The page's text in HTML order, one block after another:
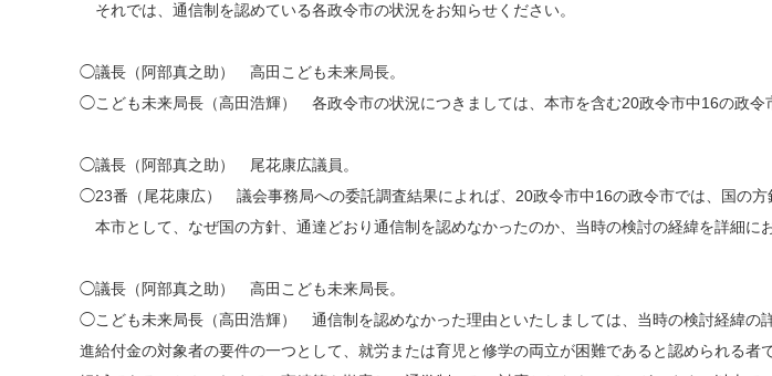
それでは、通信制を認めている各政令市の状況をお知らせください。
◯議長（阿部真之助） 高田こども未来局長。
◯こども未来局長（高田浩輝） 各政令市の状況につきましては、本市を含む20政令市中16の政令
◯議長（阿部真之助） 尾花康広議員。
◯23番（尾花康広） 議会事務局への委託調査結果によれば、20政令市中16の政令市では、国の方
本市として、なぜ国の方針、通達どおり通信制を認めなかったのか、当時の検討の経緯を詳細に
◯議長（阿部真之助） 高田こども未来局長。
◯こども未来局長（高田浩輝） 通信制を認めなかった理由といたしましては、当時の検討経緯の
進給付金の対象者の要件の一つとして、就労または育児と修学の両立が困難であると認められる